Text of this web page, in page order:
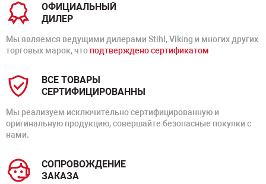
ОФИЦИАЛЬНЫЙ
ДИЛЕР
Мы являемся ведущими дилерами Stihl, Viking и многих других
торговых марок, что подтверждено сертификатом
ВСЕ ТОВАРЫ
СЕРТИФИЦИРОВАННЫ
Мы реализуем исключительно сертифицированную и
оригинальную продукцию, совершайте безопасные покупки с
нами.
СОПРОВОЖДЕНИЕ
ЗАКАЗА